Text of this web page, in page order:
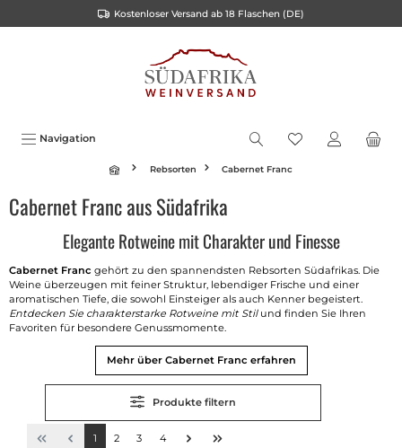
Kostenloser Versand ab 18 Flaschen (DE)
Navigation
Rebsorten Cabernet Franc
Cabernet Franc aus Südafrika
Elegante Rotweine mit Charakter und Finesse
Cabernet Franc gehört zu den spannendsten Rebsorten Südafrikas. Die
Weine überzeugen mit feiner Struktur, lebendiger Frische und einer
aromatischen Tiefe, die sowohl Einsteiger als auch Kenner begeistert.
Entdecken Sie charakterstarke Rotweine mit Stilund finden Sie Ihren
Favoriten für besondere Genussmomente.
Mehr über Cabernet Franc erfahren
Produkte filtern
1 2 3 4